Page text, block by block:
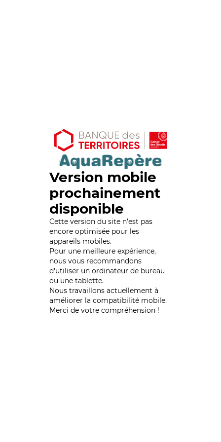
Version mobile
prochainement
disponible
Cette version du site n’est pas
encore optimisée pour les
appareils mobiles.
Pour une meilleure expérience,
nous vous recommandons
d'utiliser un ordinateur de bureau
ou une tablette.
Nous travaillons actuellement à
améliorer la compatibilité mobile.
Merci de votre compréhension !